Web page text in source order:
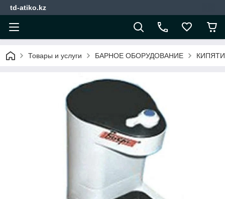
td-atiko.kz
Товары и услуги БАРНОЕ ОБОРУДОВАНИЕ